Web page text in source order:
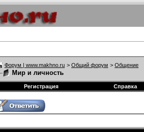
Форум | www.makhno.ru > Общий форум > Общение
Мир и личность
Регистрация
Справка